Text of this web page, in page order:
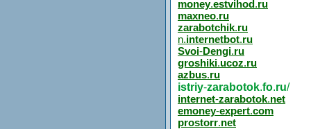
money.estvihod.ru
maxneo.ru
zarabotchik.ru
n.internetbot.ru
Svoi-Dengi.ru
groshiki.ucoz.ru
azbus.ru
istriy-zarabotok.fo.ru/
internet-zarabotok.net
emoney-expert.com
prostorr.net